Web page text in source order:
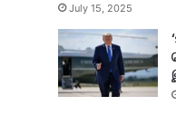
July 15, 2025